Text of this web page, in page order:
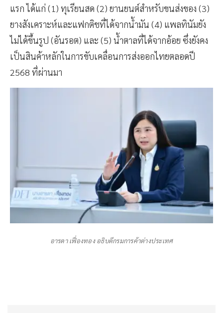
แรก ได้แก่ (1) ทุเรียนสด (2) ยานยนต์สำหรับขนส่งของ (3)
ยางสังเคราะห์และแฟกติชที่ได้จากน้ำมัน (4) แพลทินัมยัง
ไม่ได้ขึ้นรูป (อันรอต) และ (5) น้ำตาลที่ได้จากอ้อย ซึ่งยังคง
เป็นสินค้าหลักในการขับเคลื่อนการส่งออกไทยตลอดปี
2568 ที่ผ่านมา
อารดา เฟื่องทอง อธิบดีกรมการค้าต่างประเทศ